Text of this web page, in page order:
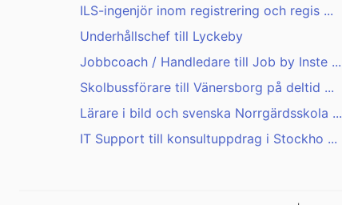
ILS-ingenjör inom registrering och regis ...
Underhållschef till Lyckeby
Jobbcoach / Handledare till Job by Inste ...
Skolbussförare till Vänersborg på deltid ...
Lärare i bild och svenska Norrgärdsskola ...
IT Support till konsultuppdrag i Stockho ...